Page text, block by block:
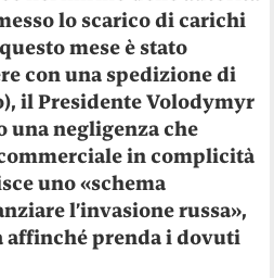
lo scarico di carichi
mese è stato
con una spedizione di
il Presidente Volodymyr
una negligenza che
in complicità
uno «schema
l’invasione russa»,
affinché prenda i dovuti